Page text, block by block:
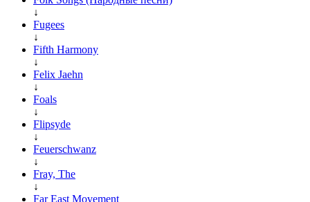
↓
Fugees
↓
Fifth Harmony
↓
Felix Jaehn
↓
Foals
↓
Flipsyde
↓
Feuerschwanz
↓
Fray, The
↓
Far East Movement